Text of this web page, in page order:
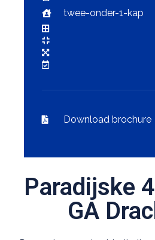
Paradijske
GA
twee-onder-1-kap
Download brochure